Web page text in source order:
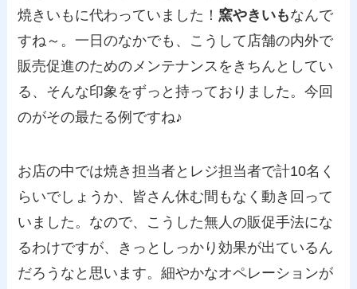
焼きいもに代わっていました！ 窯やきいもなんで
すね～。一日のなかでも、こうして店舗の内外で
販売促進のためのメンテナンスをきちんとしてい
る、そんな印象をずっと持っておりました。今回
のがその最たる例ですね♪
お店の中では焼き担当者とレジ担当者で計10名く
らいでしょうか、皆さん休む間もなく動き回って
いました。なので、こうした無人の販促手法にな
るわけですが、きっとしっかり効果が出ているん
だろうなと思います。細やかなオペレーションが